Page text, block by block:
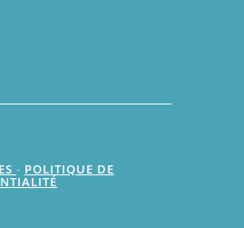
- POLITIQUE DE